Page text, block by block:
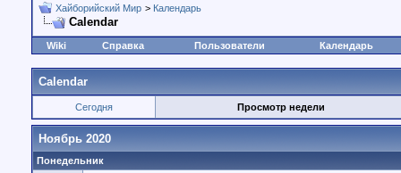
Хайборийский Мир > Календарь
Calendar
Wiki Справка Пользователи Календарь
Calendar
Сегодня Просмотр недели
Ноябрь 2020
Понедельник